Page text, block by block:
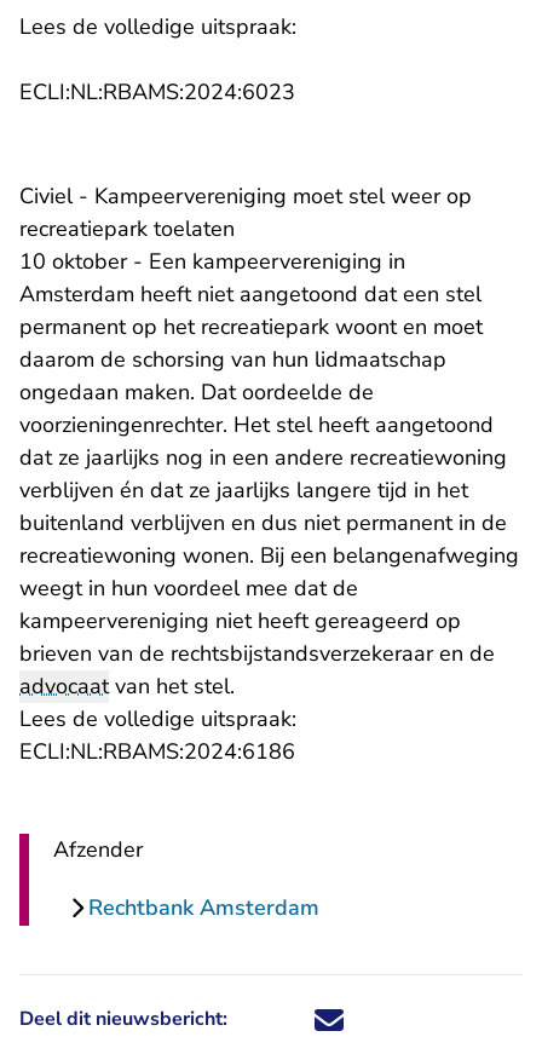
Lees de volledige uitspraak:
ECLI:NL:RBAMS:2024:6023
Civiel - Kampeervereniging moet stel weer op
recreatiepark toelaten
10 oktober - Een kampeervereniging in
Amsterdam heeft niet aangetoond dat een stel
permanent op het recreatiepark woont en moet
daarom de schorsing van hun lidmaatschap
ongedaan maken. Dat oordeelde de
voorzieningenrechter. Het stel heeft aangetoond
dat ze jaarlijks nog in een andere recreatiewoning
verblijven én dat ze jaarlijks langere tijd in het
buitenland verblijven en dus niet permanent in de
recreatiewoning wonen. Bij een belangenafweging
weegt in hun voordeel mee dat de
kampeervereniging niet heeft gereageerd op
brieven van de rechtsbijstandsverzekeraar en de
advocaatvan het stel.
Lees de volledige uitspraak:
ECLI:NL:RBAMS:2024:6186
Afzender
Rechtbank Amsterdam
Deel dit nieuwsbericht: Deel dit nieuwsbericht via X -
Deel dit nieuwsbericht via
Deel dit nieuwsbericht
Deel dit